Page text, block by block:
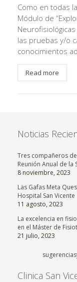
Como en todas
Módulo de
las pruebas y/o
conocimientos
Read more
Noticias
Tres compañeros
Reunión Anual de la
8 noviembre, 2023
Las Gafas Meta
Hospital San Vicente
11 agosto, 2023
La excelencia en
en el Máster de
21 julio, 2023
Clinica San